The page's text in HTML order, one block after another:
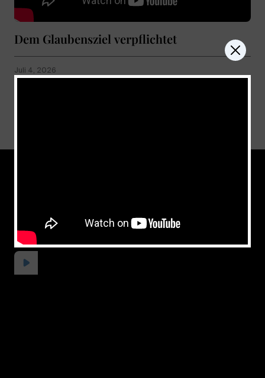
Dem Glaubensziel verpflichtet
Juli 4, 2026
don't miss